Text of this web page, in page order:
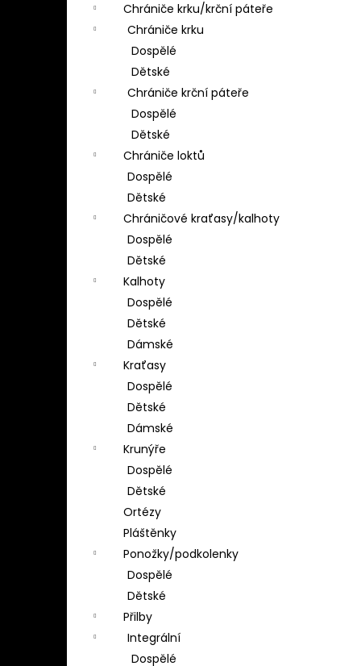
Chrániče krku/krční páteře
Chrániče krku
Dospělé
Dětské
Chrániče krční páteře
Dospělé
Dětské
Chrániče loktů
Dospělé
Dětské
Chráničové kraťasy/kalhoty
Dospělé
Dětské
Kalhoty
Dospělé
Dětské
Dámské
Kraťasy
Dospělé
Dětské
Dámské
Krunýře
Dospělé
Dětské
Ortézy
Pláštěnky
Ponožky/podkolenky
Dospělé
Dětské
Přilby
Integrální
Dospělé